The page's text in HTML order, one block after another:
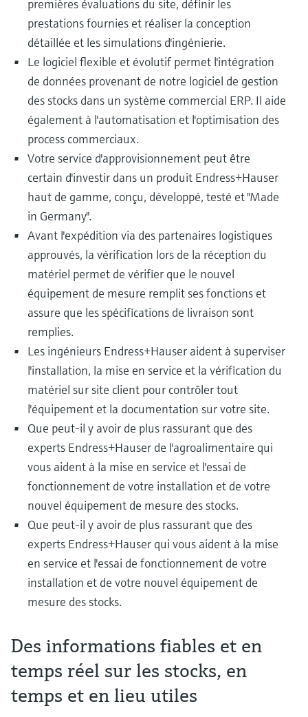
premières évaluations du site, définir les
prestations fournies et réaliser la conception
détaillée et les simulations d'ingénierie.
Le logiciel flexible et évolutif permet l'intégration
de données provenant de notre logiciel de gestion
des stocks dans un système commercial ERP. Il aide
également à l'automatisation et l'optimisation des
process commerciaux.
Votre service d'approvisionnement peut être
certain d'investir dans un produit Endress+Hauser
haut de gamme, conçu, développé, testé et "Made
in Germany".
Avant l'expédition via des partenaires logistiques
approuvés, la vérification lors de la réception du
matériel permet de vérifier que le nouvel
équipement de mesure remplit ses fonctions et
assure que les spécifications de livraison sont
remplies.
Les ingénieurs Endress+Hauser aident à superviser
l'installation, la mise en service et la vérification du
matériel sur site client pour contrôler tout
l'équipement et la documentation sur votre site.
Que peut-il y avoir de plus rassurant que des
experts Endress+Hauser de l'agroalimentaire qui
vous aident à la mise en service et l'essai de
fonctionnement de votre installation et de votre
nouvel équipement de mesure des stocks.
Que peut-il y avoir de plus rassurant que des
experts Endress+Hauser qui vous aident à la mise
en service et l'essai de fonctionnement de votre
installation et de votre nouvel équipement de
mesure des stocks.
Des informations fiables et en
temps réel sur les stocks, en
temps et en lieu utiles